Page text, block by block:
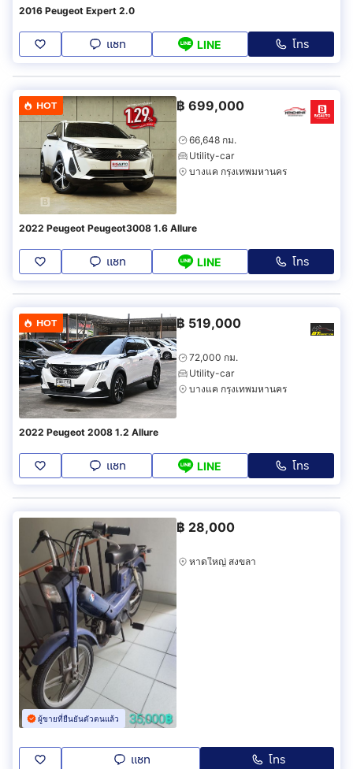
2016 Peugeot Expert 2.0
แชท LINE โทร
HOT ฿ 699,000
66,648 กม.
Utility-car
บางแค กรุงเทพมหานคร
2022 Peugeot Peugeot3008 1.6 Allure
แชท LINE โทร
HOT ฿ 519,000
72,000 กม.
Utility-car
บางแค กรุงเทพมหานคร
2022 Peugeot 2008 1.2 Allure
แชท LINE โทร
ผู้ขายที่ยืนยันตัวตนแล้ว
฿ 28,000
หาดใหญ่ สงขลา
แชท โทร